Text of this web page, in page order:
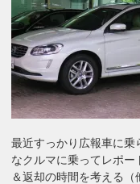
最近すっかり広報車に乗
なクルマに乗ってレポー
＆返却の時間を考える（